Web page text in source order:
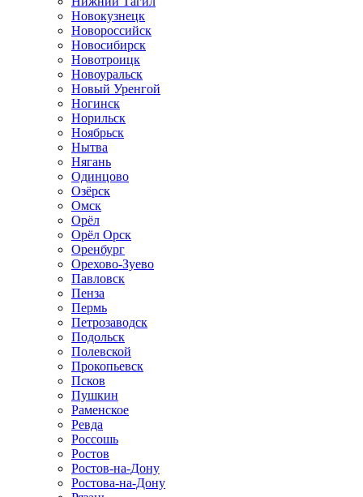
Новокузнецк
Новороссийск
Новосибирск
Новотроицк
Новоуральск
Новый Уренгой
Ногинск
Норильск
Ноябрьск
Нытва
Нягань
Одинцово
Озёрск
Омск
Орёл
Орёл Орск
Оренбург
Орехово-Зуево
Павловск
Пенза
Пермь
Петрозаводск
Подольск
Полевской
Прокопьевск
Псков
Пушкин
Раменское
Ревда
Россошь
Ростов
Ростов-на-Дону
Ростова-на-Дону